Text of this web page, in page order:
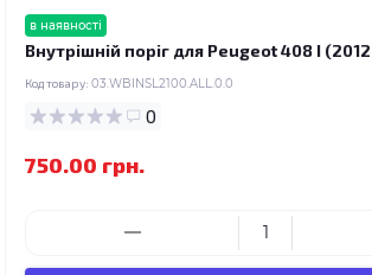
в наявності
Внутрішній поріг для Peugeot 408 I
Код товару: 03.WBINSL2100.ALL.0.0
0
750.00 грн.